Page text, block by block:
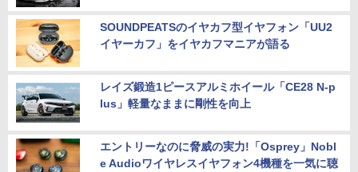
SOUNDPEATSのイヤカフ型イヤフォン「UU2
イヤーカフ」をイヤカフマニアが語る
レイズ鍛造1ピースアルミホイール「CE28 N-p
lus」軽量なままに剛性を向上
エントリーなのに脅威の実力!「Osprey」Nobl
e Audioワイヤレスイヤフォン4機種を一気に聴